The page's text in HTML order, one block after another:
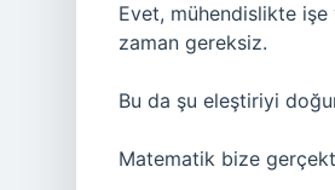
Evet, mühendislikte
zaman gereksiz.
Bu da şu eleştiriyi
Matematik bize